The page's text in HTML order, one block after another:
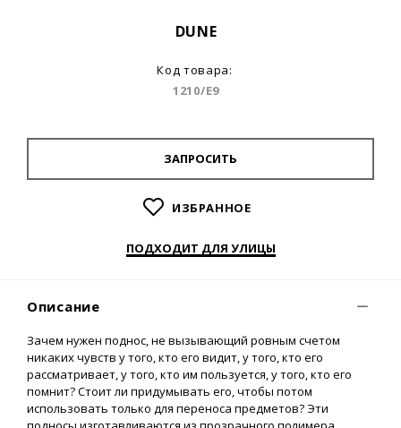
DUNE
Код товара:
1210/E9
ЗАПРОСИТЬ
ИЗБРАННОЕ
ПОДХОДИТ ДЛЯ УЛИЦЫ
Описание
Зачем нужен поднос, не вызывающий ровным счетом
никаких чувств у того, кто его видит, у того, кто его
рассматривает, у того, кто им пользуется, у того, кто его
помнит? Стоит ли придумывать его, чтобы потом
использовать только для переноса предметов? Эти